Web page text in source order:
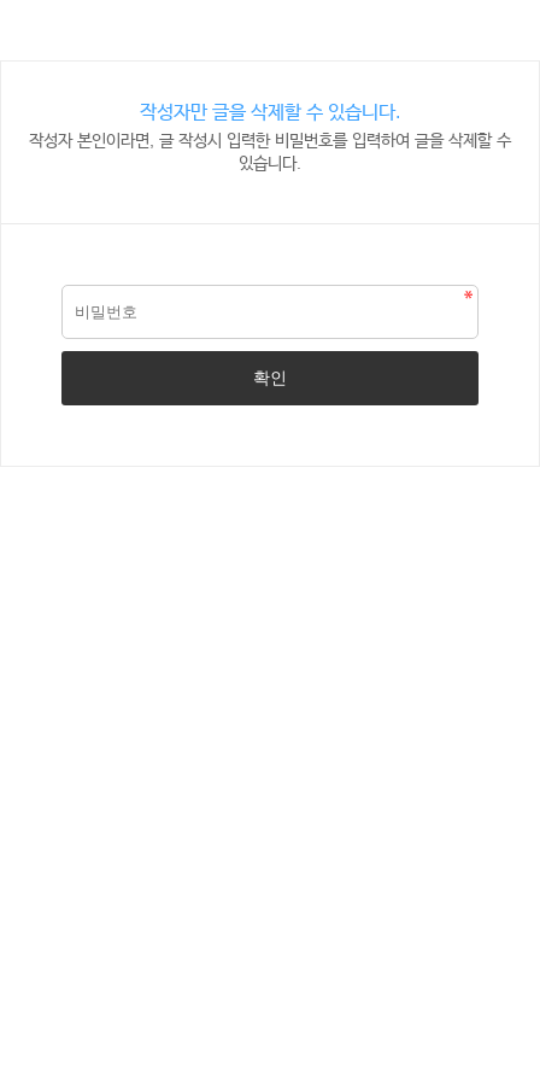
작성자만 글을 삭제할 수 있습니다.
작성자 본인이라면, 글 작성시 입력한 비밀번호를 입력하여 글을 삭제할 수
있습니다.